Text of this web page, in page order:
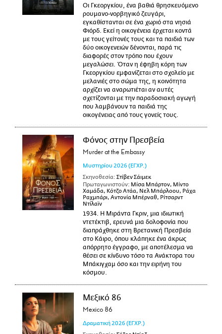
Οι Γκεοργκίου, ένα βαθιά θρησκευόμενο
ρουμανο-νορβηγικό ζευγάρι,
εγκαθίστανται σε ένα χωριό στα νησιά
Φιόρδ. Εκεί η οικογένεια έρχεται κοντά
με τους γείτονές τους και τα παιδιά των
δύο οικογενειών δένονται, παρά τις
διαφορές στον τρόπο που έχουν
μεγαλώσει. Όταν η έφηβη κόρη των
Γκεοργκίου εμφανίζεται στο σχολείο με
μελανιές στο σώμα της, η κοινότητα
αρχίζει να αναρωτιέται αν αυτές
σχετίζονται με την παραδοσιακή αγωγή
που λαμβάνουν τα παιδιά της
οικογένειας από τους γονείς τους.
Φόνος στην Πρεσβεία
Murder at the Embassy
Μυστηρίου 2026 (ΕΓΧΡ.)
Σκηνοθεσία: Στίβεν Σάιμεκ
Πρωταγωνιστούν: Μίσα Μπάρτον, Μίντο
Χαμάδα, Κότζο Ατάα, Νελ Μπάρλοου, Ράχα
Ραχμπάρι, Αντονία Μπέρναθ, Ρίτσαρντ
Ντίλαϊν
1934. Η Μιράντα Γκριν, μια ιδιωτική
ντετέκτιβ, ερευνά μια δολοφονία που
διαπράχθηκε στη Βρετανική Πρεσβεία
στο Κάιρο, όπου κλάπηκε ένα άκρως
απόρρητο έγγραφο, με αποτέλεσμα να
θέσει σε κίνδυνο τόσο τα Ανάκτορα του
Μπάκιγχαμ όσο και την ειρήνη του
κόσμου.
Μεξικό 86
Mexico 86
Δραματική 2026 (ΕΓΧΡ.)